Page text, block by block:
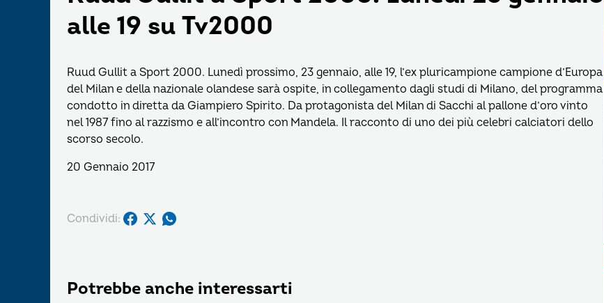
alle 19 su Tv2000
Ruud Gullit a Sport 2000. Lunedì prossimo, 23 gennaio, alle 19, l’ex pluricampione campione d’Europa
del Milan e della nazionale olandese sarà ospite, in collegamento dagli studi di Milano, del programma
condotto in diretta da Giampiero Spirito. Da protagonista del Milan di Sacchi al pallone d’oro vinto
nel 1987 fino al razzismo e all’incontro con Mandela. Il racconto di uno dei più celebri calciatori dello
scorso secolo.
20 Gennaio 2017
Condividi:
Potrebbe anche interessarti